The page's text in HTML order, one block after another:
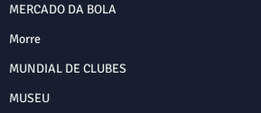
MERCADO DA BOLA
Morre
MUNDIAL DE CLUBES
MUSEU